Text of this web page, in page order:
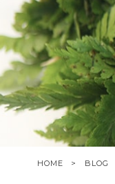
HOME BLOG